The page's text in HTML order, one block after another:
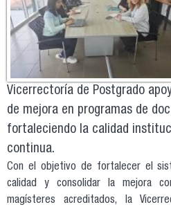
Vicerrectoría de Postgrado
de mejora en programas de
fortaleciendo la calidad
continua.
Con el objetivo de fortalecer el
calidad y consolidar la mejora
magísteres acreditados, la